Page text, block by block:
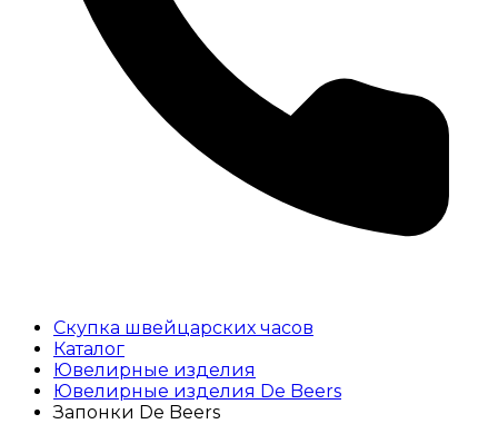
Скупка швейцарских часов
Каталог
Ювелирные изделия
Ювелирные изделия De Beers
Запонки De Beers